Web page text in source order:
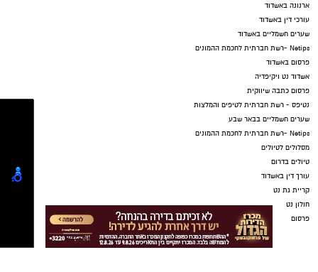
ארנונה באשדוד
עורכי דין באשדוד
שערים חשמליים באשדוד
Netips -רשת חברתית לחכמת ההמונים
פרסום באשדוד
אשדוד נט ויקיפדיה
פרסום כתבה שיווקית
נטיפס - רשת חברתית לטיפים והמלצות
שערים חשמליים בבאר שבע
Netips -רשת חברתית לחכמת ההמונים
מסלולים לטיולים
טיולים בדרום
עורך דין באשדוד
קריית גת נט
חולון נט
פרסום